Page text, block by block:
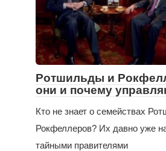
Ротшильды и
они и почему
Кто не знает о семействах
Рокфеллеров? Их давно уже
тайными правителями